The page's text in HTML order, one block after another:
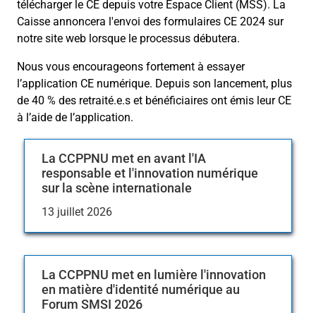
télécharger le CE depuis votre Espace Client (MSS). La
Caisse annoncera l'envoi des formulaires CE 2024 sur
notre site web lorsque le processus débutera.
Nous vous encourageons fortement à essayer
l’application CE numérique. Depuis son lancement, plus
de 40 % des retraité.e.s et bénéficiaires ont émis leur CE
à l’aide de l’application.
La CCPPNU met en avant l'IA
responsable et l'innovation numérique
sur la scène internationale
13 juillet 2026
La CCPPNU met en lumière l'innovation
en matière d'identité numérique au
Forum SMSI 2026